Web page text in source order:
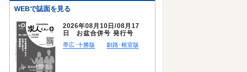
WEBで誌面を見る
2026年08月10日/08月17
日 お盆合併号 発行号
帯広･十勝版 釧路･根室版